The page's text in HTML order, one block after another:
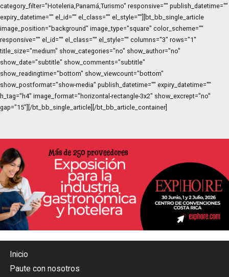
category_filter="Hoteleria,Panamá,Turismo" responsive="" publish_datetime=""
expiry_datetime="" el_id="" el_class="" el_style=""][bt_bb_single_article
image_position="background" image_type="square" color_scheme=""
responsive="" el_id="" el_class="" el_style="" columns="3" rows="1"
title_size="medium" show_categories="no" show_author="no"
show_date="subtitle" show_comments="subtitle"
show_readingtime="bottom" show_viewcount="bottom"
show_postformat="show-media" publish_datetime="" expiry_datetime=""
h_tag="h4" image_format="horizontal-rectangle-3x2" show_excrept="no"
gap="15"][/bt_bb_single_article][/bt_bb_article_container]
Inicio
Paute con nosotros